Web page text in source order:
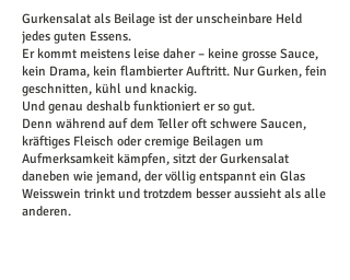
Gurkensalat als Beilage ist der unscheinbare Held
jedes guten Essens.
Er kommt meistens leise daher – keine grosse Sauce,
kein Drama, kein flambierter Auftritt. Nur Gurken, fein
geschnitten, kühl und knackig.
Und genau deshalb funktioniert er so gut.
Denn während auf dem Teller oft schwere Saucen,
kräftiges Fleisch oder cremige Beilagen um
Aufmerksamkeit kämpfen, sitzt der Gurkensalat
daneben wie jemand, der völlig entspannt ein Glas
Weisswein trinkt und trotzdem besser aussieht als alle
anderen.